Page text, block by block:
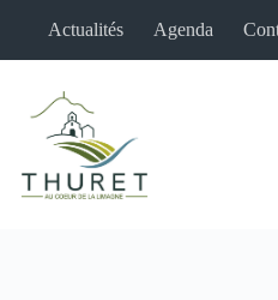
Actualités Agenda